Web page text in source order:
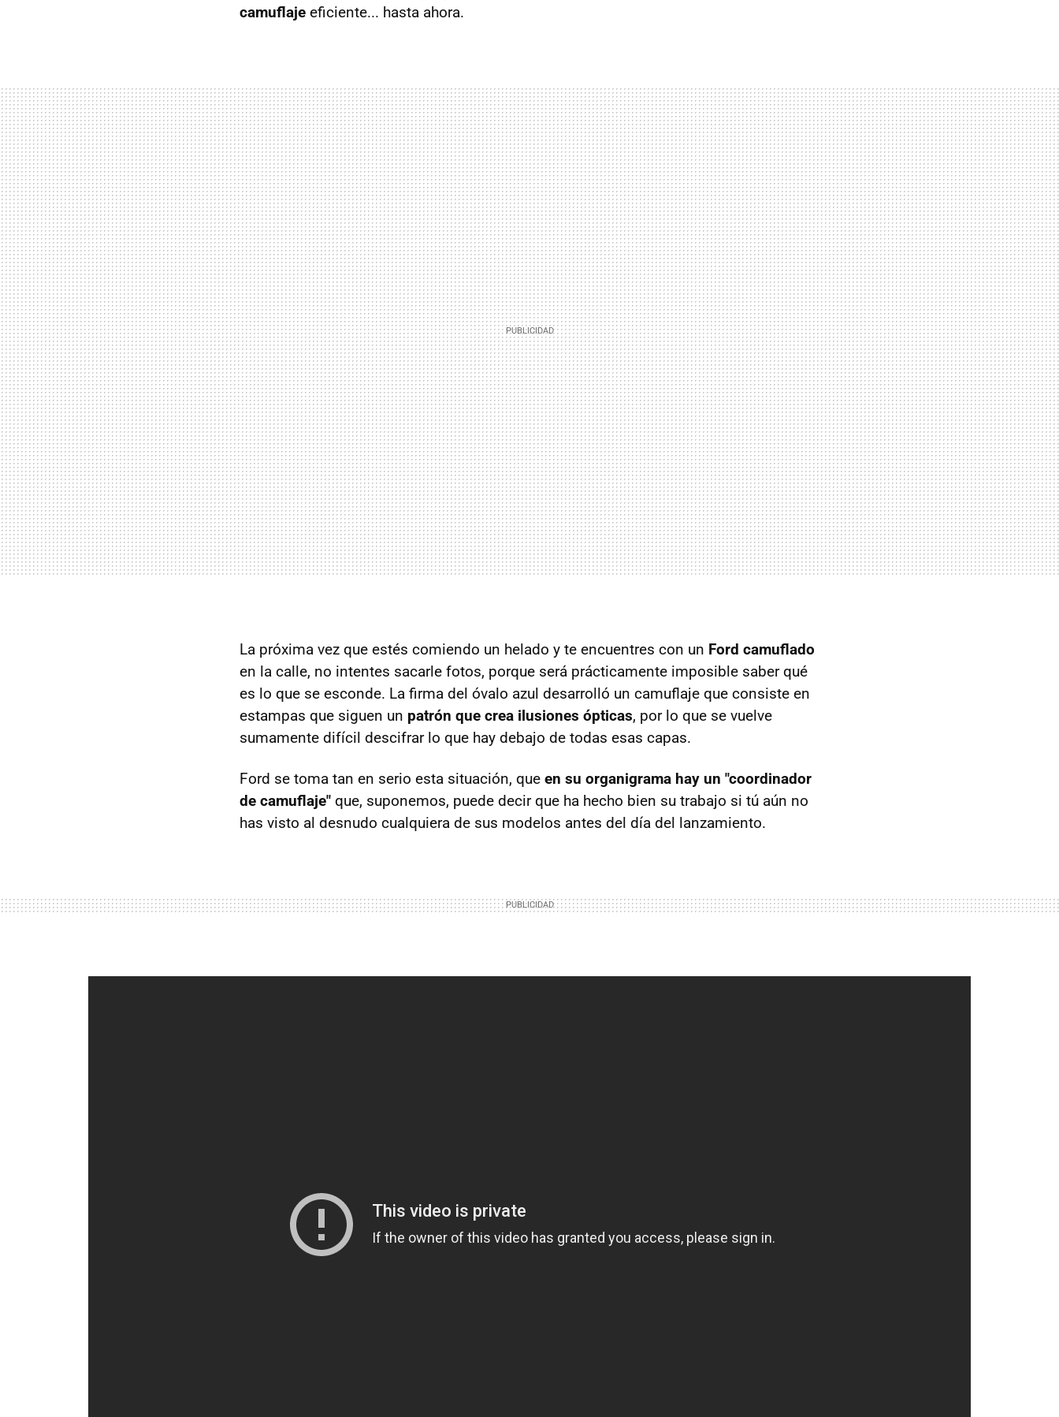
camuflaje eficiente... hasta ahora.
La próxima vez que estés comiendo un helado y te encuentres con un Ford camuflado
en la calle, no intentes sacarle fotos, porque será prácticamente imposible saber qué
es lo que se esconde. La firma del óvalo azul desarrolló un camuflaje que consiste en
estampas que siguen un patrón que crea ilusiones ópticas, por lo que se vuelve
sumamente difícil descifrar lo que hay debajo de todas esas capas.
Ford se toma tan en serio esta situación, que en su organigrama hay un "coordinador
de camuflaje" que, suponemos, puede decir que ha hecho bien su trabajo si tú aún no
has visto al desnudo cualquiera de sus modelos antes del día del lanzamiento.